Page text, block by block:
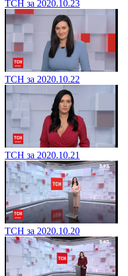
ТСН за 2020.10.23
ТСН за 2020.10.22
ТСН за 2020.10.21
ТСН за 2020.10.20